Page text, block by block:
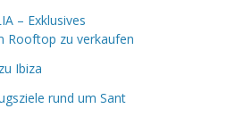
– Exklusives
Rooftop zu verkaufen
Ibiza
rund um Sant